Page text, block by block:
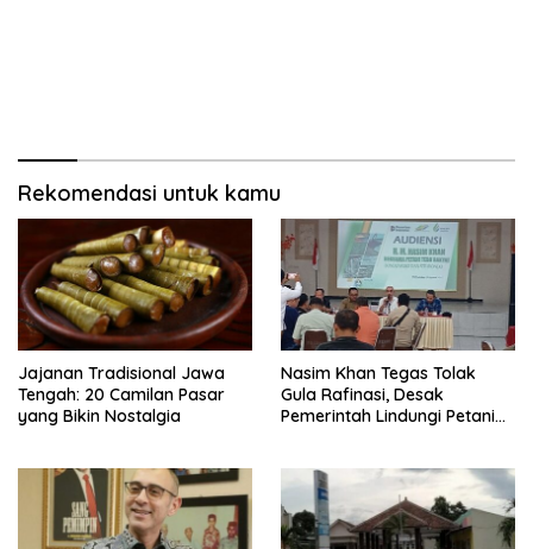
Rekomendasi untuk kamu
Jajanan Tradisional Jawa
Tengah: 20 Camilan Pasar
yang Bikin Nostalgia
Nasim Khan Tegas Tolak
Gula Rafinasi, Desak
Pemerintah Lindungi Petani